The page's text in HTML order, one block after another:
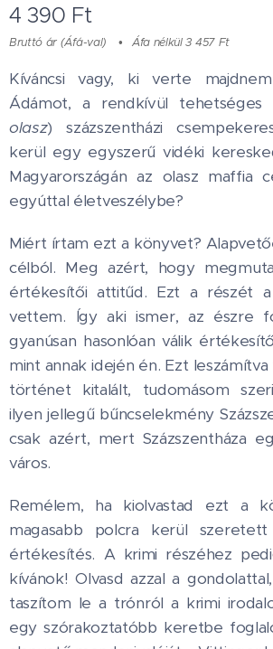
4 390 Ft
Bruttó ár (Áfá-val) Áfa nélkül 3 457 Ft
Kíváncsi vagy, ki verte
Ádámot, a rendkívül tehetséges
olasz) százszentházi
kerül egy egyszerű vidéki
Magyarországán az olasz maffia
egyúttal életveszélybe?
Miért írtam ezt a könyvet?
célból. Meg azért, hogy
értékesítői attitűd. Ezt a részét
vettem. Így aki ismer, az észre
gyanúsan hasonlóan válik
mint annak idején én. Ezt
történet kitalált, tudomásom
ilyen jellegű bűncselekmény
csak azért, mert Százszentháza
város.
Remélem, ha kiolvastad ezt a
magasabb polcra kerül
értékesítés. A krimi részéhez
kívánok! Olvasd azzal a
taszítom le a trónról a krimi
egy szórakoztatóbb keretbe